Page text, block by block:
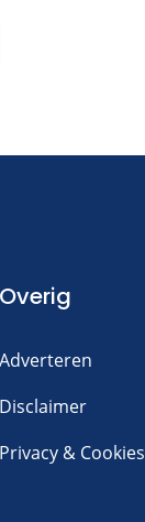
Overig
Adverteren
Disclaimer
Privacy & Cookies